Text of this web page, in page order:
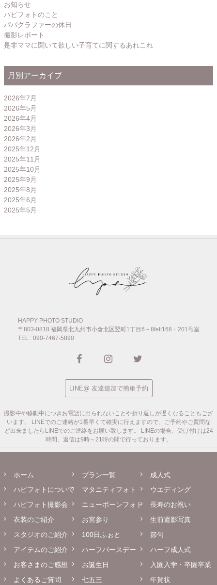
お知らせ
ハピフォトのこと
パパグラファーの休日
撮影レポート
是非ママに聞いて欲しい子育てに関するあれこれ
月別アーカイブ
2026年7月
2026年5月
2026年4月
2026年3月
2026年2月
2025年12月
2025年11月
2025年10月
2025年9月
2025年8月
2025年6月
2025年5月
HAPPY PHOTO STUDIO
〒803-0818 福岡県北九州市小倉北区竪町1丁目6－8felt168・201号室
TEL : 090-7467-5890
LINE@ 友達追加で簡単予約
撮影中や移動中につきお電話に出られないことや折り返しが遅くなることもござ
います。
LINEでのご連絡が1番早くて確実に行えますので、ご予約やご質問な
ど出来ましたらLINEでのご連絡をお願い致します。
LINEの場合、受け付けは24
時間、返信は9時～21時の間で行っております。
ホーム
ハピフォトについて
ハピフォト撮影会
衣装のご紹介
スタジオのご紹介
アイテムのご紹介
お客さまのご感想
よくあるご質問
プラン一覧
マタニティフォト
ニューボーンフォト
お宮参り
100日ふぉと
ハーフバースデー
お誕生日
七五三
成人式
ウエディング
長寿のお祝い
生前遺影写真
節句
ハーフ成人式
入園入学・卒園卒業
年賀状